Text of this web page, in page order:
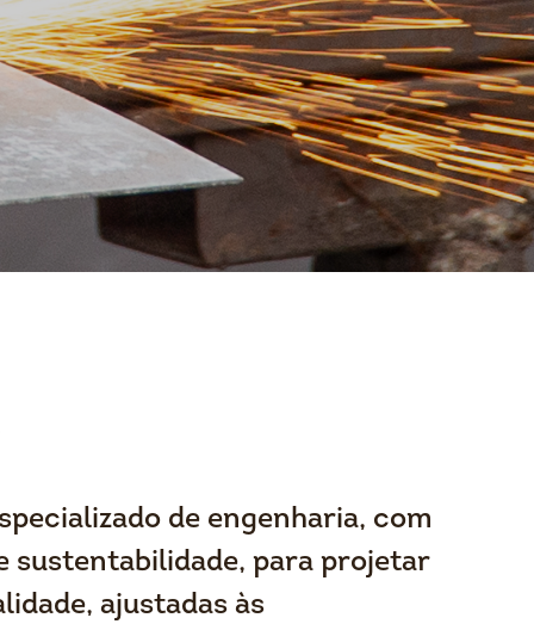
de engenharia, com
sustentabilidade, para projetar
ajustadas às